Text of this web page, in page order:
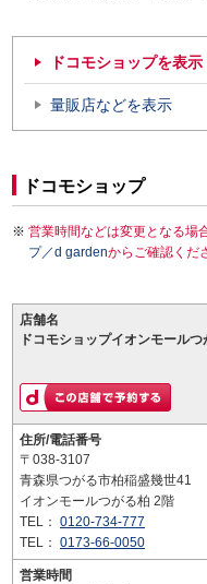
ドコモショップを表示
量販店などを表示
ドコモショップ
営業時間などは変更となる場
プ／d gardenからご確認くだ
店舗名
ドコモショップイオンモール
住所/電話番号
〒038-3107
青森県つがる市柏稲盛幾世41
イオンモールつがる柏 2階
TEL： 0120-734-777
TEL： 0173-66-0050
営業時間